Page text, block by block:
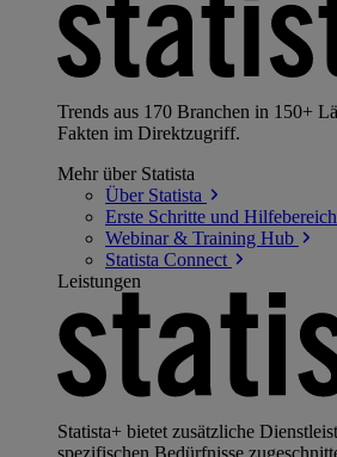
Trends aus 170 Branchen in 150+
Fakten im Direktzugriff.
Mehr über Statista
Über Statista
Erste Schritte und Hilfebereich
Webinar & Training Hub
Statista Connect
Leistungen
Statista+ bietet zusätzliche
spezifischen Bedürfnisse